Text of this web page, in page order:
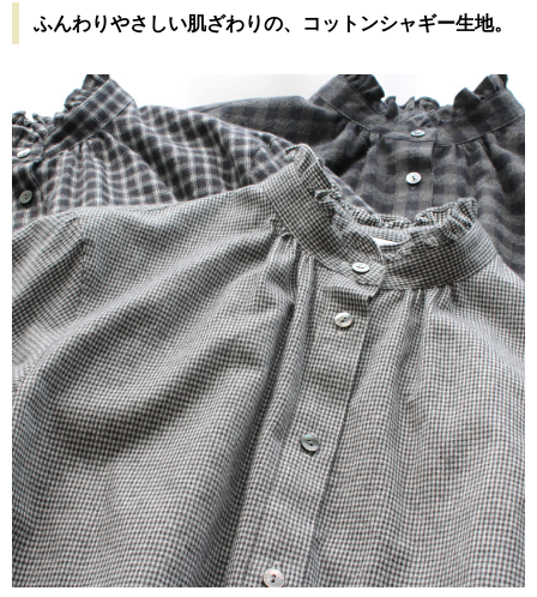
ふんわりやさしい肌ざわりの、コットンシャギー生地。